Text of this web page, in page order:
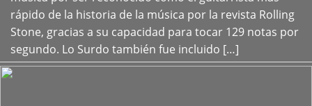
rápido de la historia de la música por la revista Rolling
Stone, gracias a su capacidad para tocar 129 notas por
segundo. Lo Surdo también fue incluido […]